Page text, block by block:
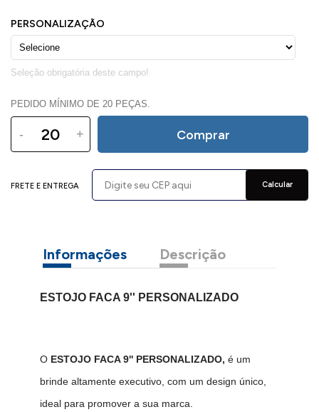
PEDIDO MÍNIMO DE 20 PEÇAS.
- + Comprar
FRETE E ENTREGA Calcular
Informações Descrição
ESTOJO FACA 9'' PERSONALIZADO
O ESTOJO FACA 9'' PERSONALIZADO, é um
brinde altamente executivo, com um design único,
ideal para promover a sua marca.